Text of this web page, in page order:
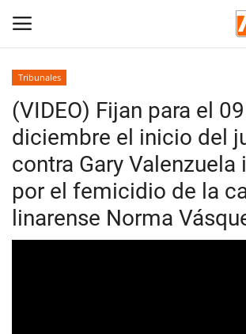
Inicio
Crónica
Policial
Tribunales
Tribunales
(VIDEO) Fijan para el
diciembre el inicio del
contra Gary
por el femicidio de la
linarense Norma